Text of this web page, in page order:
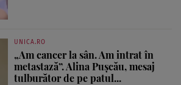
UNICA.RO
„Am cancer la sân. Am intrat în
metastază”. Alina Pușcău, mesaj
tulburător de pe patul...